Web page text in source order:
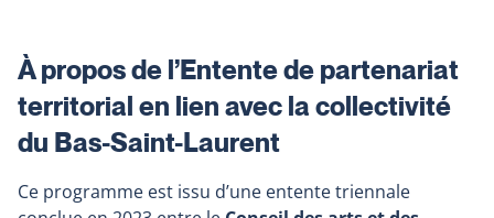
À propos de l’Entente de partenariat
territorial en lien avec la collectivité
du Bas-Saint-Laurent
Ce programme est issu d’une entente triennale